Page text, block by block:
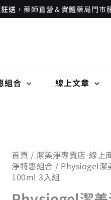
送 ，藥師直營＆實體藥局門市
組合 線上文章
首頁 / 潔美淨專賣店-線上
淨特惠組合 / Physiogel潔
100ml 3入組
原
Physiogel
潔
美
淨